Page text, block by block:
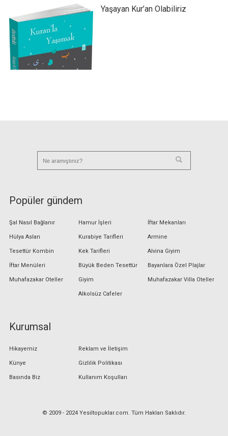
Yaşayan Kur’an Olabiliriz
Popüler gündem
Şal Nasıl Bağlanır
Hülya Aslan
Tesettür Kombin
İftar Menüleri
Muhafazakar Oteller
Hamur İşleri
Kurabiye Tarifleri
Kek Tarifleri
Büyük Beden Tesettür
Giyim
Alkolsüz Cafeler
İftar Mekanları
Armine
Alvina Giyim
Bayanlara Özel Plajlar
Muhafazakar Villa Oteller
Kurumsal
Hikayemiz
Künye
Basında Biz
Reklam ve İletişim
Gizlilik Politikası
Kullanım Koşulları
© 2009 - 2024 Yesiltopuklar.com. Tüm Hakları Saklıdır.